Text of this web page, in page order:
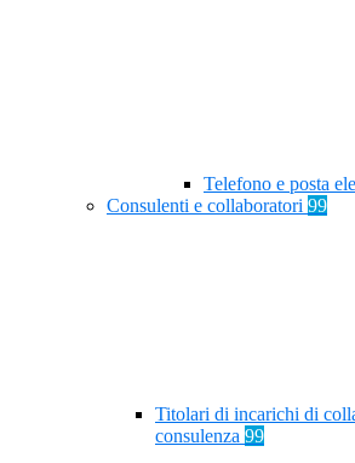
Telefono e posta
Consulenti e collaboratori 99
Titolari di incarichi di
consulenza 99